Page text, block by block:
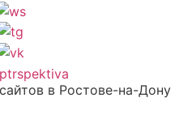
в Ростове-на-Дону